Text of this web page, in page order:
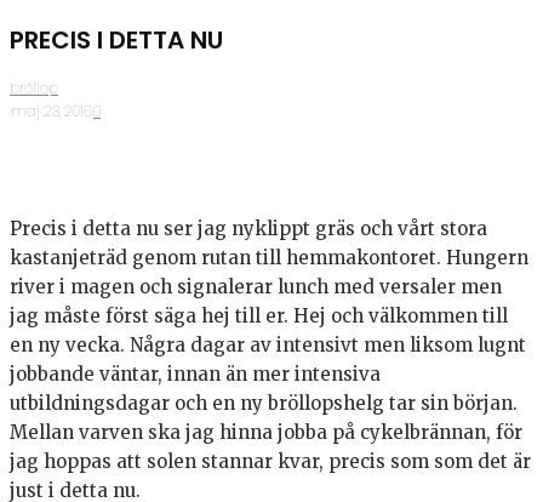
PRECIS I DETTA NU
bröllop
·maj 23, 2016·0
Precis i detta nu ser jag nyklippt gräs och vårt stora
kastanjeträd genom rutan till hemmakontoret. Hungern
river i magen och signalerar lunch med versaler men
jag måste först säga hej till er. Hej och välkommen till
en ny vecka. Några dagar av intensivt men liksom lugnt
jobbande väntar, innan än mer intensiva
utbildningsdagar och en ny bröllopshelg tar sin början.
Mellan varven ska jag hinna jobba på cykelbrännan, för
jag hoppas att solen stannar kvar, precis som som det är
just i detta nu.